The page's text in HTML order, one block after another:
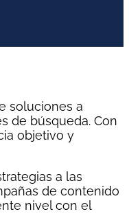
soluciones a
de búsqueda. Con
objetivo y
a las
de contenido
nivel con el